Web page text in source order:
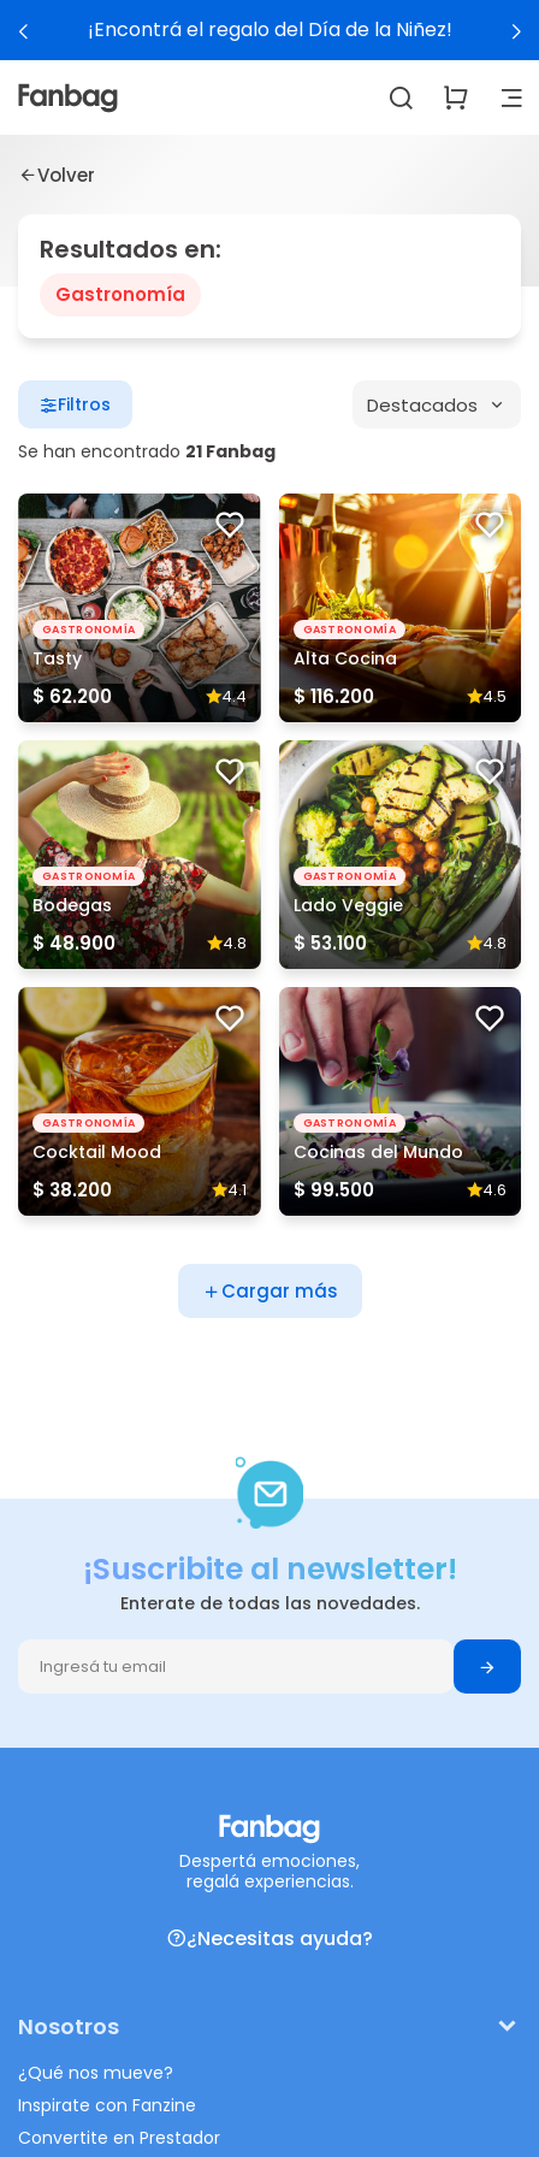
¡Encontrá el regalo del Día de la Niñez!
Volver
Resultados en:
Gastronomía
Se han encontrado 21 Fanbag
Filtros Destacados
GASTRONOMÍA
Tasty
$ 62.200 4.4
GASTRONOMÍA
Alta Cocina
$ 116.200 4.5
GASTRONOMÍA
Bodegas
$ 48.900 4.8
GASTRONOMÍA
Lado Veggie
$ 53.100 4.8
GASTRONOMÍA
Cocktail Mood
$ 38.200 4.1
GASTRONOMÍA
Cocinas del Mundo
$ 99.500 4.6
Cargar más
¡Suscribite al newsletter!
Enterate de todas las novedades.
Despertá emociones,
regalá experiencias.
¿Necesitas ayuda?
Nosotros
¿Qué nos mueve?
Inspirate con Fanzine
Convertite en Prestador